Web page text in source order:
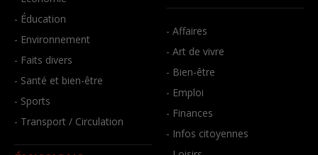
- Éducation
- Environnement
- Faits divers
- Santé et bien-être
- Sports
- Transport / Circulation
- Affaires
- Art de vivre
- Bien-être
- Emploi
- Finances
- Infos citoyennes